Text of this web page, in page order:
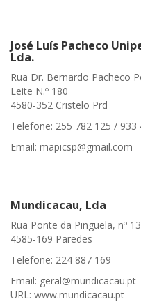
José Luís Pacheco
Lda.
Rua Dr. Bernardo Pacheco
Leite N.º 180
4580-352 Cristelo Prd
Telefone: 255 782 125 / 933
Email: mapicsp@gmail.com
Mundicacau, Lda
Rua Ponte da Pinguela, nº
4585-169 Paredes
Telefone: 224 887 169
Email: geral@mundicacau.pt
URL: www.mundicacau.pt